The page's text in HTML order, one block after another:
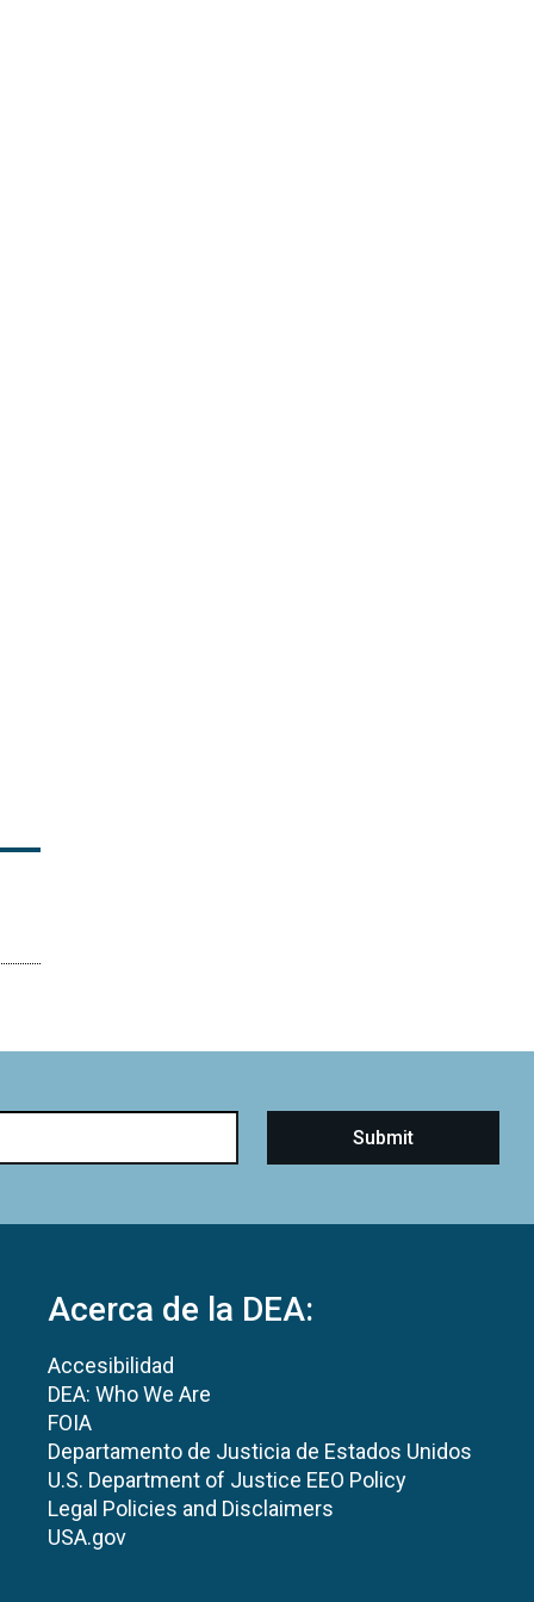
Acerca de la DEA:
Accesibilidad
DEA: Who We Are
FOIA
Departamento de Justicia de Estados Unidos
U.S. Department of Justice EEO Policy
Legal Policies and Disclaimers
USA.gov